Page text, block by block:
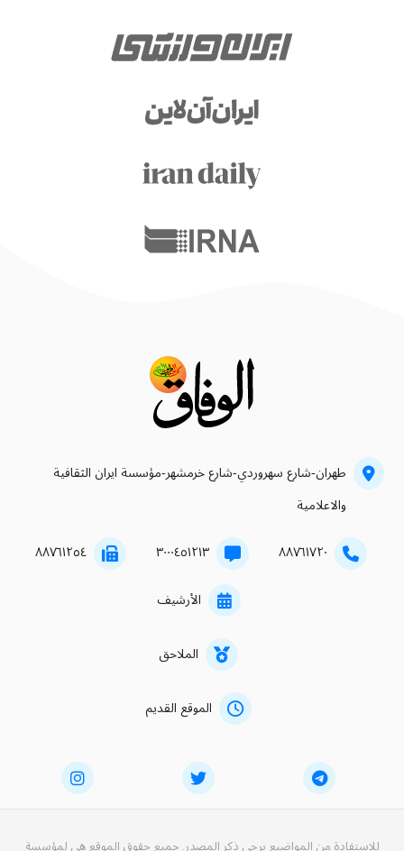
طهران-شارع سهروردي-شارع خرمشهر-مؤسسة ايران الثقافية
والاعلامية
۸۸۷٦۱۷۲۰ ۳۰۰۰٤٥۱۲۱۳ ۸۸۷٦۱۲٥٤
الأرشيف
الملاحق
الموقع القديم
للاستفادة من المواضيع يرجى ذكر المصدر. جميع حقوق الموقع هي لمؤسسة